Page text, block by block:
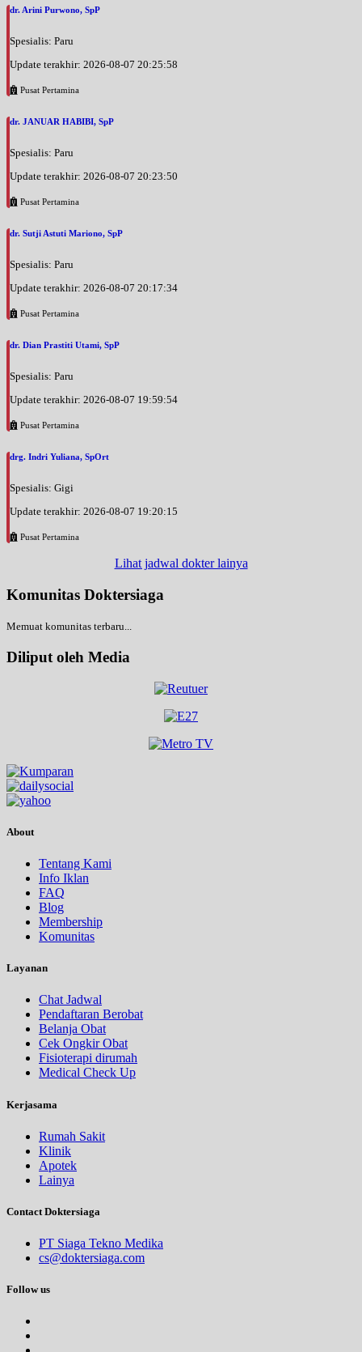
dr. Arini Purwono, SpP
Spesialis: Paru
Update terakhir: 2026-08-07 20:25:58
Pusat Pertamina
dr. JANUAR HABIBI, SpP
Spesialis: Paru
Update terakhir: 2026-08-07 20:23:50
Pusat Pertamina
dr. Sutji Astuti Mariono, SpP
Spesialis: Paru
Update terakhir: 2026-08-07 20:17:34
Pusat Pertamina
dr. Dian Prastiti Utami, SpP
Spesialis: Paru
Update terakhir: 2026-08-07 19:59:54
Pusat Pertamina
drg. Indri Yuliana, SpOrt
Spesialis: Gigi
Update terakhir: 2026-08-07 19:20:15
Pusat Pertamina
Lihat jadwal dokter lainya
Komunitas Doktersiaga
Memuat komunitas terbaru...
Diliput oleh Media
About
Tentang Kami
Info Iklan
FAQ
Blog
Membership
Komunitas
Layanan
Chat Jadwal
Pendaftaran Berobat
Belanja Obat
Cek Ongkir Obat
Fisioterapi dirumah
Medical Check Up
Kerjasama
Rumah Sakit
Klinik
Apotek
Lainya
Contact Doktersiaga
PT Siaga Tekno Medika
cs@doktersiaga.com
Follow us